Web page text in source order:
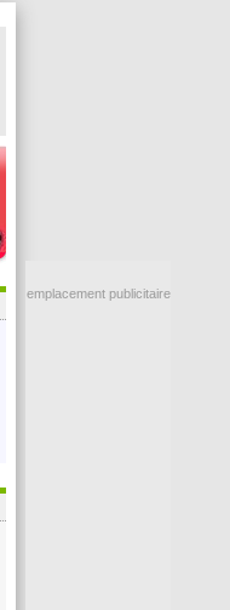
emplacement publicitaire